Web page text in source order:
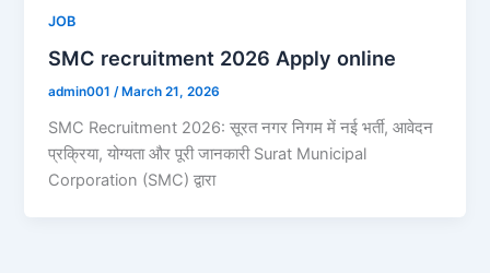
JOB
SMC recruitment 2026 Apply online
admin001/ March 21, 2026
SMC Recruitment 2026: सूरत नगर निगम में नई भर्ती, आवेदन
प्रक्रिया, योग्यता और पूरी जानकारी Surat Municipal
Corporation (SMC) द्वारा